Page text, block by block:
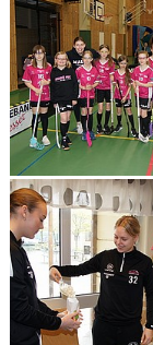
HALL OF FAME